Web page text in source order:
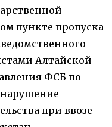
пункте пропуска
Алтайской
ФСБ по
при ввозе